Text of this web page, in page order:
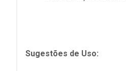
Sugestões de Uso: